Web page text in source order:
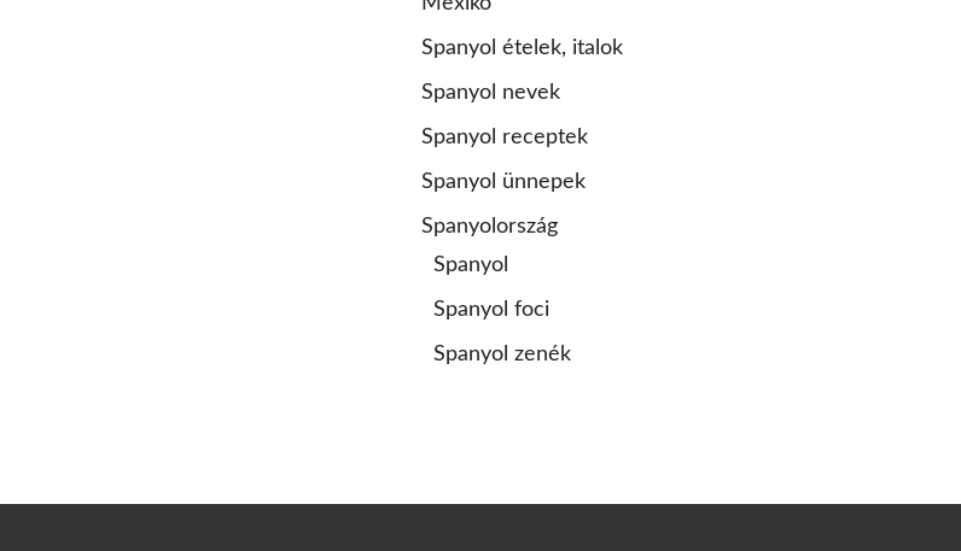
Spanyol ételek, italok
Spanyol nevek
Spanyol receptek
Spanyol ünnepek
Spanyolország
Spanyol
Spanyol foci
Spanyol zenék